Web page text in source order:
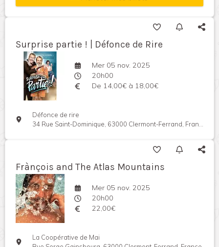
Surprise partie ! | Défonce de Rire
Mer 05 nov. 2025
20h00
De 14,00€ à 18,00€
Défonce de rire
34 Rue Saint-Dominique, 63000 Clermont-Ferrand, France
Frànçois and The Atlas Mountains
Mer 05 nov. 2025
20h00
22,00€
La Coopérative de Mai